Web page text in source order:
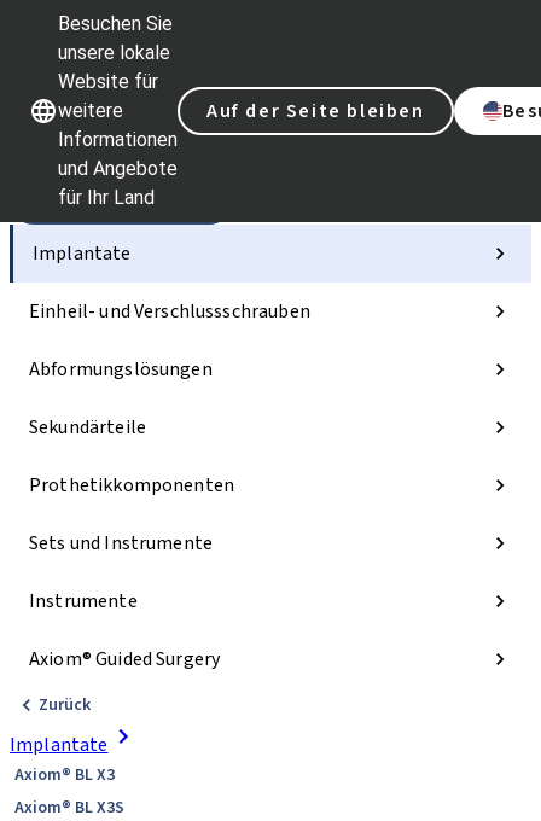
Besuchen Sie
unsere lokale
Website für
weitere
Informationen
und Angebote
für Ihr Land
Auf der Seite bleiben
Unsere MarkenUnsere Marken
Kategorien
Implantate
Einheil- und Verschlussschrauben
Abformungslösungen
Sekundärteile
Prothetikkomponenten
Sets und Instrumente
Instrumente
Axiom® Guided Surgery
Zurück
Implantate
Axiom® BL X3
Axiom® BL X3S